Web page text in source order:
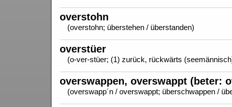
overstohn
(overstohn; überstehen / überstanden)
overstüer
(o-ver-stüer; (1) zurück, rückwärts
overswappen, overswappt (beter:
(overswapp´n / overswappt; überschwappen /